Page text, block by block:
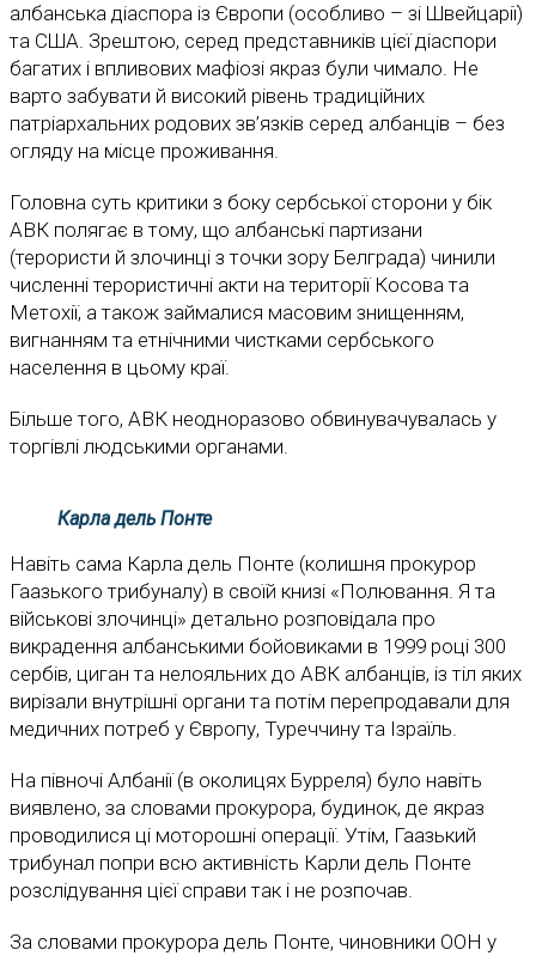
албанська діаспора із Європи (особливо – зі Швейцарії)
та США. Зрештою, серед представників цієї діаспори
багатих і впливових мафіозі якраз були чимало. Не
варто забувати й високий рівень традиційних
патріархальних родових зв’язків серед албанців – без
огляду на місце проживання.
Головна суть критики з боку сербської сторони у бік
АВК полягає в тому, що албанські партизани
(терористи й злочинці з точки зору Белграда) чинили
численні терористичні акти на території Косова та
Метохії, а також займалися масовим знищенням,
вигнанням та етнічними чистками сербського
населення в цьому краї.
Більше того, АВК неодноразово обвинувачувалась у
торгівлі людськими органами.
Карла дель Понте
Навіть сама Карла дель Понте (колишня прокурор
Гаазького трибуналу) в своїй книзі «Полювання. Я та
військові злочинці» детально розповідала про
викрадення албанськими бойовиками в 1999 році 300
сербів, циган та нелояльних до АВК албанців, із тіл яких
вирізали внутрішні органи та потім перепродавали для
медичних потреб у Європу, Туреччину та Ізраїль.
На півночі Албанії (в околицях Бурреля) було навіть
виявлено, за словами прокурора, будинок, де якраз
проводилися ці моторошні операції. Утім, Гаазький
трибунал попри всю активність Карли дель Понте
розслідування цієї справи так і не розпочав.
За словами прокурора дель Понте, чиновники ООН у